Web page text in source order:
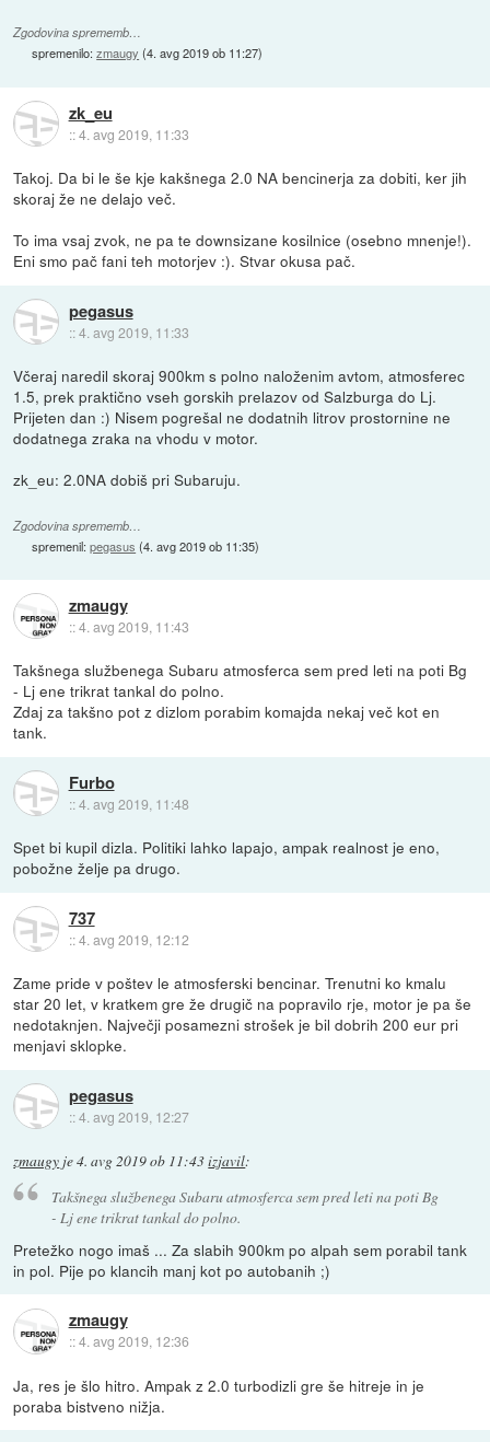
Zgodovina sprememb…
spremenilo:zmaugy (4. avg 2019 ob 11:27)
zk_eu
::4. avg 2019, 11:33
Takoj. Da bi le še kje kakšnega 2.0 NA bencinerja za dobiti, ker jih
skoraj že ne delajo več.
To ima vsaj zvok, ne pa te downsizane kosilnice (osebno mnenje!).
Eni smo pač fani teh motorjev :). Stvar okusa pač.
pegasus
::4. avg 2019, 11:33
Včeraj naredil skoraj 900km s polno naloženim avtom, atmosferec
1.5, prek praktično vseh gorskih prelazov od Salzburga do Lj.
Prijeten dan :) Nisem pogrešal ne dodatnih litrov prostornine ne
dodatnega zraka na vhodu v motor.
zk_eu: 2.0NA dobiš pri Subaruju.
Zgodovina sprememb…
spremenil:pegasus (4. avg 2019 ob 11:35)
zmaugy
::4. avg 2019, 11:43
Takšnega službenega Subaru atmosferca sem pred leti na poti Bg
- Lj ene trikrat tankal do polno.
Zdaj za takšno pot z dizlom porabim komajda nekaj več kot en
tank.
Furbo
::4. avg 2019, 11:48
Spet bi kupil dizla. Politiki lahko lapajo, ampak realnost je eno,
pobožne želje pa drugo.
737
::4. avg 2019, 12:12
Zame pride v poštev le atmosferski bencinar. Trenutni ko kmalu
star 20 let, v kratkem gre že drugič na popravilo rje, motor je pa še
nedotaknjen. Največji posamezni strošek je bil dobrih 200 eur pri
menjavi sklopke.
pegasus
::4. avg 2019, 12:27
zmaugy je4. avg 2019 ob 11:43izjavil:
Takšnega službenega Subaru atmosferca sem pred leti na poti Bg
- Lj ene trikrat tankal do polno.
Pretežko nogo imaš ... Za slabih 900km po alpah sem porabil tank
in pol. Pije po klancih manj kot po autobanih ;)
zmaugy
::4. avg 2019, 12:36
Ja, res je šlo hitro. Ampak z 2.0 turbodizli gre še hitreje in je
poraba bistveno nižja.